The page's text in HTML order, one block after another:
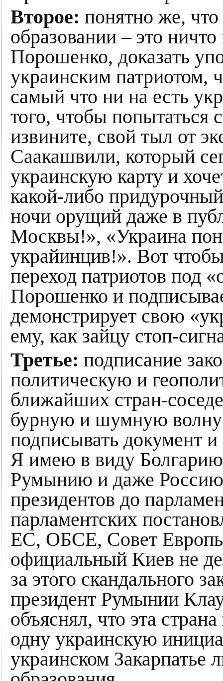
Второе: понятно же,
образовании – это
Порошенко, доказать
украинским патриотом,
самый что ни на есть
того, чтобы попытаться
извините, свой тыл от
Саакашвили, который
украинскую карту и
какой-либо
ночи орущий даже в
Москвы!», «Украина
украйинцив!». Вот
переход патриотов под
Порошенко и
демонстрирует свою
ему, как зайцу стоп-
Третье: подписание
политическую и
ближайших стран-
бурную и шумную волну
подписывать документ
Я имею в виду
Румынию и даже
президентов до
парламентских
ЕС, ОБСЕ, Совет
официальный Киев не
за этого скандального
президент Румынии
объяснял, что эта
одну украинскую
украинском Закарпатье